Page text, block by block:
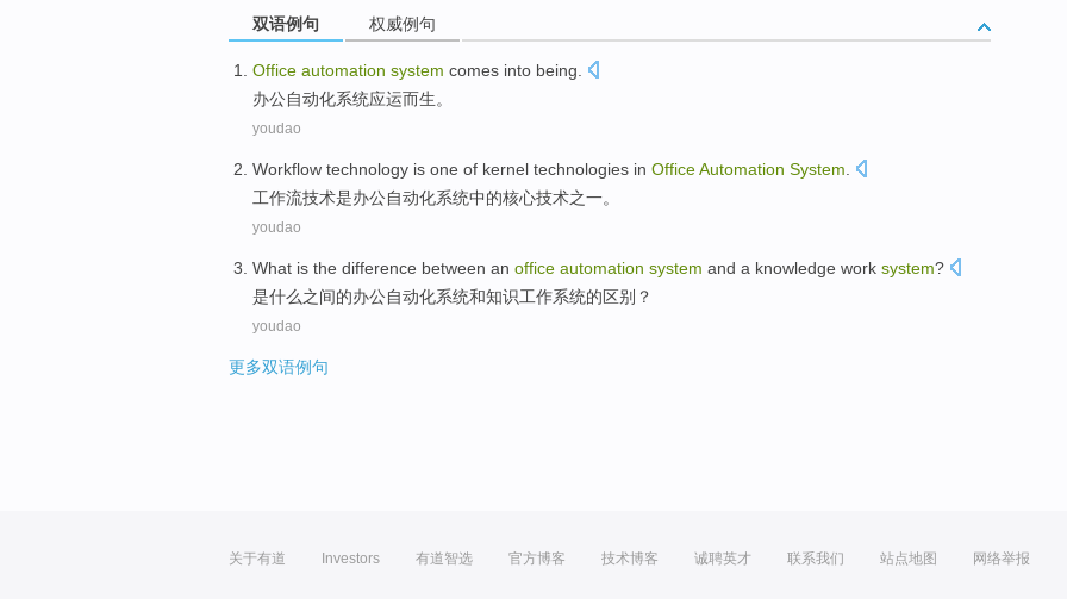
双语例句 权威例句
Office automation system comes into being.
办公自动化系统应运而生。
youdao
Workflow technology is one of kernel technologies in OfficeAutomation System
工作流技术是办公自动化系统中的核心技术之一。
youdao
What is the difference between an office automation system and a knowledge work system?
是什么之间的办公自动化系统和知识工作系统的区别 ？
youdao
更多双语例句
关于有道 Investors 有道智选 官方博客 技术博客 诚聘英才 联系我们 站点地图 网络举报